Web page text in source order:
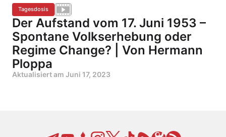
Tagesdosis
Der Aufstand vom 17. Juni 1953 –
Spontane Volkserhebung oder
Regime Change? | Von Hermann
Ploppa
Aktualisiert am Juni 17, 2023